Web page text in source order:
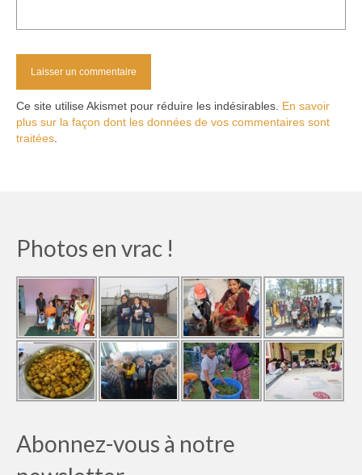
Ce site utilise Akismet pour réduire les indésirables. En savoir
plus sur la façon dont les données de vos commentaires sont
traitées
Photos en vrac !
Abonnez-vous à notre